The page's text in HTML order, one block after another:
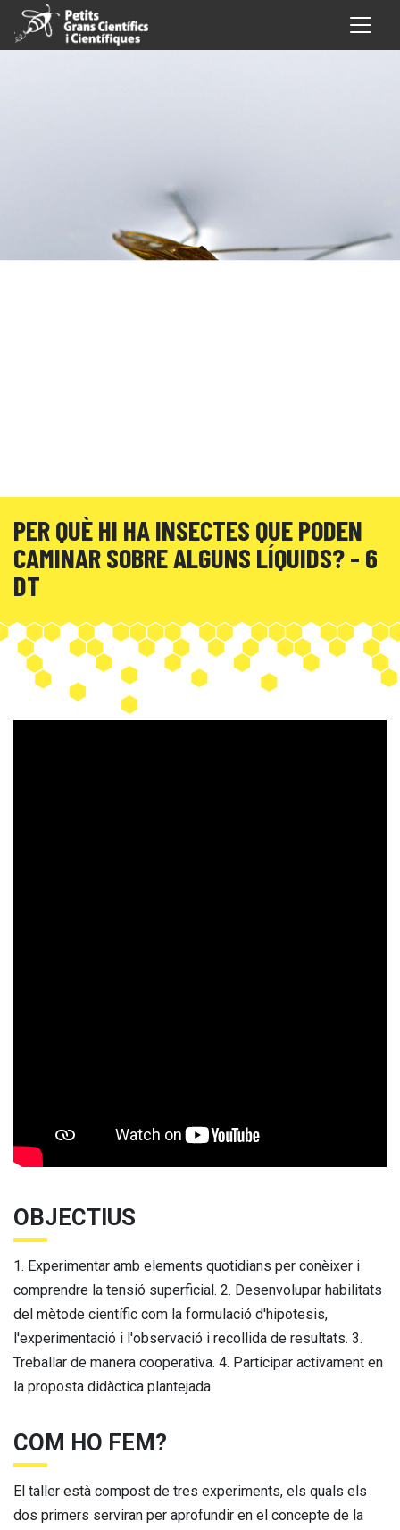
PER QUÈ HI HA INSECTES QUE PODEN
CAMINAR SOBRE ALGUNS LÍQUIDS? - 6
DT
OBJECTIUS
1. Experimentar amb elements quotidians per conèixer i
comprendre la tensió superficial. 2. Desenvolupar habilitats
del mètode científic com la formulació d'hipotesis,
l'experimentació i l'observació i recollida de resultats. 3.
Treballar de manera cooperativa. 4. Participar activament en
la proposta didàctica plantejada.
COM HO FEM?
El taller està compost de tres experiments, els quals els
dos primers serviran per aprofundir en el concepte de la